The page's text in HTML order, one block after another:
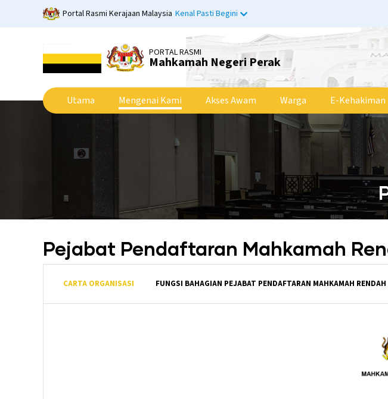
Portal Rasmi Kerajaan Malaysia Kenal Pasti Begini
PORTAL RASMI
Mahkamah Negeri Perak
Utama Mengenai Kami Akses Awam Warga E-Kehakiman
Pejabat Pendaftaran Mahkamah
CARTA ORGANISASI FUNGSI BAHAGIAN PEJABAT PENDAFTARAN MAHKAMAH